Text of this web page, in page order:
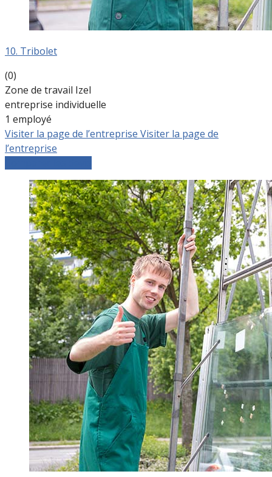
10. Tribolet
(0)
Zone de travail Izel
entreprise individuelle
1 employé
Visiter la page de l’entreprise Visiter la page de
l’entreprise